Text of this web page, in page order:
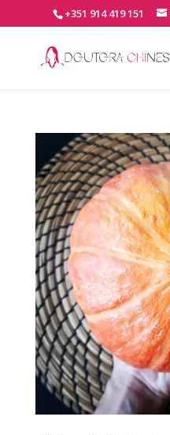
+351 914 419 151